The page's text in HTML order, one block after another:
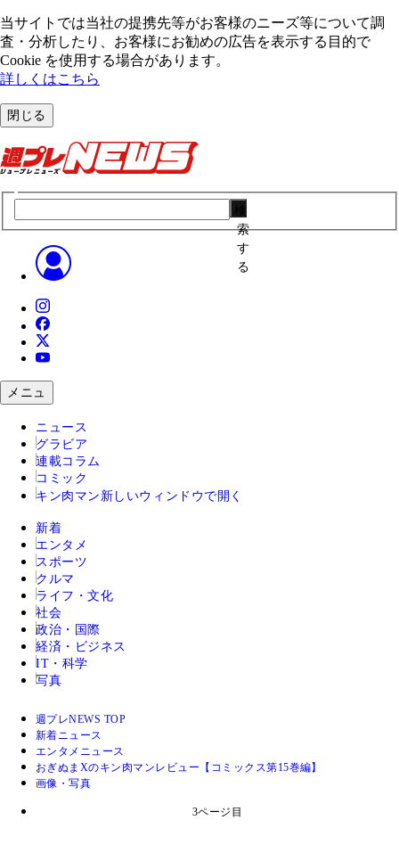
当サイトでは当社の提携先等がお客様のニーズ等について調
査・分析したり、お客様にお勧めの広告を表⽰する⽬的で
Cookie を使⽤する場合があります。
詳しくはこちら
閉じる
索
す
る
メニュ
ニュース
グラビア
連載コラム
コミック
キン肉マン 新しいウィンドウで開く
新着
エンタメ
スポーツ
クルマ
ライフ・文化
社会
政治・国際
経済・ビジネス
IT・科学
写真
週プレNEWS TOP
新着ニュース
エンタメニュース
おぎぬまXのキン肉マンレビュー【コミックス第15巻編】
画像・写真
3ページ目